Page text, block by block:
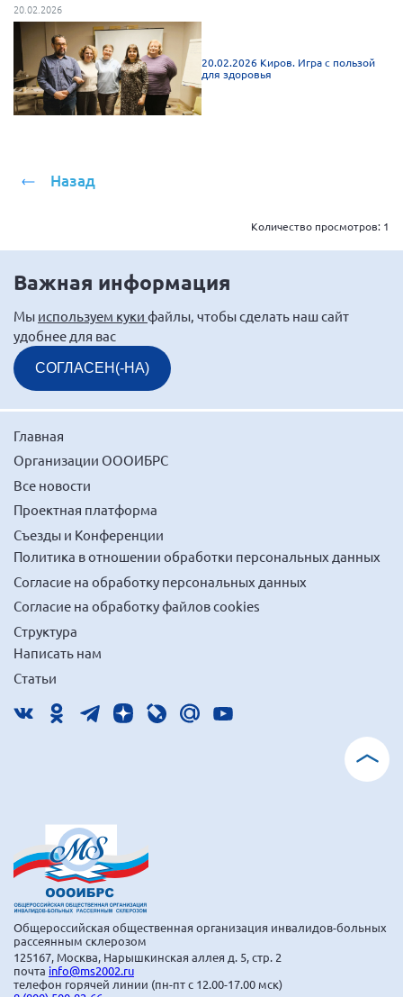
20.02.2026
20.02.2026 Киров. Игра с пользой
для здоровья
Назад
Количество просмотров: 1
Важная информация
Мы используем куки файлы, чтобы сделать наш сайт
удобнее для вас
СОГЛАСЕН(-НА)
Главная
Организации ОООИБРС
Все новости
Проектная платформа
Съезды и Конференции
Политика в отношении обработки персональных данных
Согласие на обработку персональных данных
Согласие на обработку файлов cookies
Структура
Написать нам
Статьи
Общероссийская общественная организация инвалидов-больных
рассеянным склерозом
125167, Москва, Нарышкинская аллея д. 5, стр. 2
почта info@ms2002.ru
телефон горячей линии (пн-пт с 12.00-17.00 мск)